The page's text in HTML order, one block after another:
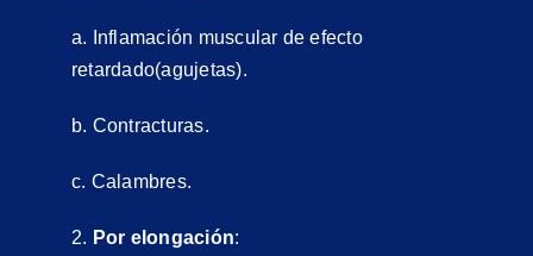
a. Inflamación muscular de efecto
retardado(agujetas).
b. Contracturas.
c. Calambres.
2. Por elongación: